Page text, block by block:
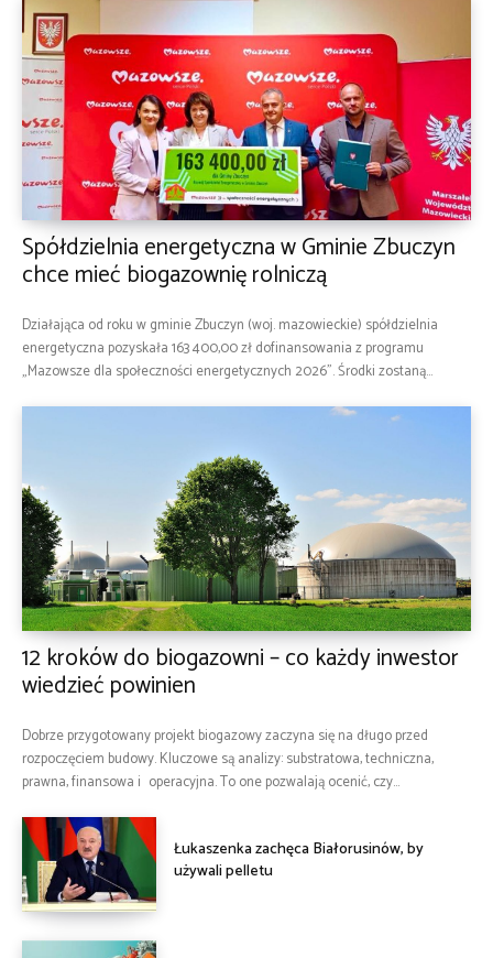
Spółdzielnia energetyczna w Gminie Zbuczyn
chce mieć biogazownię rolniczą
Działająca od roku w gminie Zbuczyn (woj. mazowieckie) spółdzielnia
energetyczna pozyskała 163 400,00 zł dofinansowania z programu
„Mazowsze dla społeczności energetycznych 2026”. Środki zostaną...
12 kroków do biogazowni – co każdy inwestor
wiedzieć powinien
Dobrze przygotowany projekt biogazowy zaczyna się na długo przed
rozpoczęciem budowy. Kluczowe są analizy: substratowa, techniczna,
prawna, finansowa i operacyjna. To one pozwalają ocenić, czy...
Łukaszenka zachęca Białorusinów, by
używali pelletu